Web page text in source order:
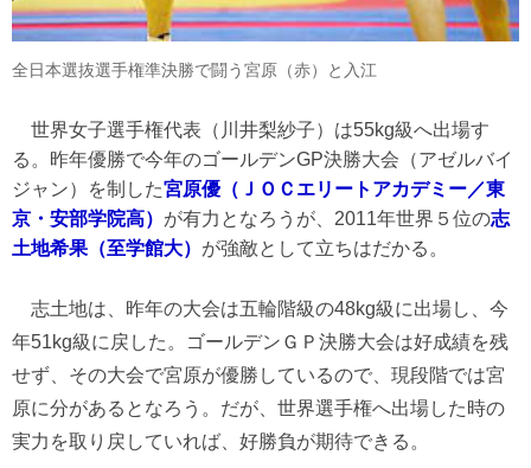
全日本選抜選手権準決勝で闘う宮原（赤）と入江
世界女子選手権代表（川井梨紗子）は55kg級へ出場す
る。昨年優勝で今年のゴールデンGP決勝大会（アゼルバイ
ジャン）を制した宮原優（ＪＯＣエリートアカデミー／東
京・安部学院高） が有力となろうが、2011年世界５位の志
土地希果（至学館大） が強敵として立ちはだかる。
志土地は、昨年の大会は五輪階級の48kg級に出場し、今
年51kg級に戻した。ゴールデンＧＰ決勝大会は好成績を残
せず、その大会で宮原が優勝しているので、現段階では宮
原に分があるとなろう。だが、世界選手権へ出場した時の
実力を取り戻していれば、好勝負が期待できる。